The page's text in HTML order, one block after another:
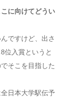
に向けてどうい
ですけど、出さ
位入賞というと
そこを目指した
日本大学駅伝予